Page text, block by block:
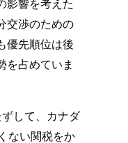
影響を考えた
交渉のための
優先順位は後
を占めていま
して、カナダ
ない関税をか